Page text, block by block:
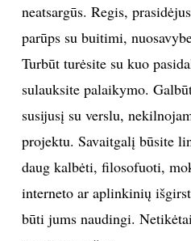
neatsargūs. Regis,
parūps su buitimi,
Turbūt turėsite su kuo
sulauksite palaikymo.
susijusį su verslu,
projektu. Savaitgalį būsite
daug kalbėti, filosofuoti,
interneto ar aplinkinių
būti jums naudingi.